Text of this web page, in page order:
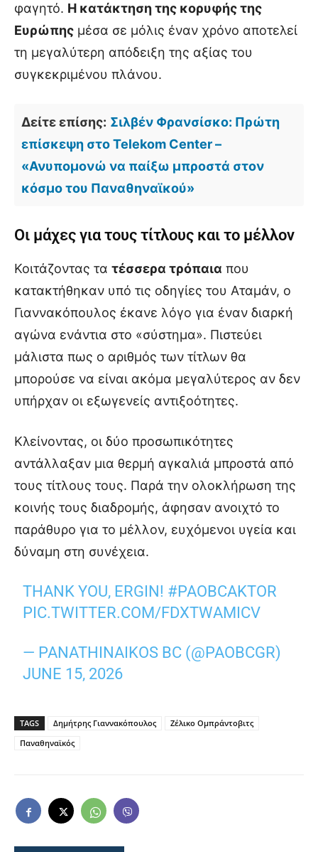
φαγητό. Η κατάκτηση της κορυφής της
Ευρώπης μέσα σε μόλις έναν χρόνο αποτελεί
τη μεγαλύτερη απόδειξη της αξίας του
συγκεκριμένου πλάνου.
Δείτε επίσης: Σιλβέν Φρανσίσκο: Πρώτη
επίσκεψη στο Telekom Center –
«Ανυπομονώ να παίξω μπροστά στον
κόσμο του Παναθηναϊκού»
Οι μάχες για τους τίτλους και το μέλλον
Κοιτάζοντας τα τέσσερα τρόπαια που
κατακτήθηκαν υπό τις οδηγίες του Αταμάν, ο
Γιαννακόπουλος έκανε λόγο για έναν διαρκή
αγώνα ενάντια στο «σύστημα». Πιστεύει
μάλιστα πως ο αριθμός των τίτλων θα
μπορούσε να είναι ακόμα μεγαλύτερος αν δεν
υπήρχαν οι εξωγενείς αντιξοότητες.
Κλείνοντας, οι δύο προσωπικότητες
αντάλλαξαν μια θερμή αγκαλιά μπροστά από
τους τίτλους τους. Παρά την ολοκλήρωση της
κοινής τους διαδρομής, άφησαν ανοιχτό το
παράθυρο για το μέλλον, ευχόμενοι υγεία και
δύναμη στη συνέχεια.
THANK YOU, ERGIN! #PAOBCAKTOR
PIC.TWITTER.COM/FDXTWAMICV
— PANATHINAIKOS BC (@PAOBCGR)
JUNE 15, 2026
TAGS Δημήτρης Γιαννακόπουλος
Ζέλικο Ομπράντοβιτς
Παναθηναϊκός